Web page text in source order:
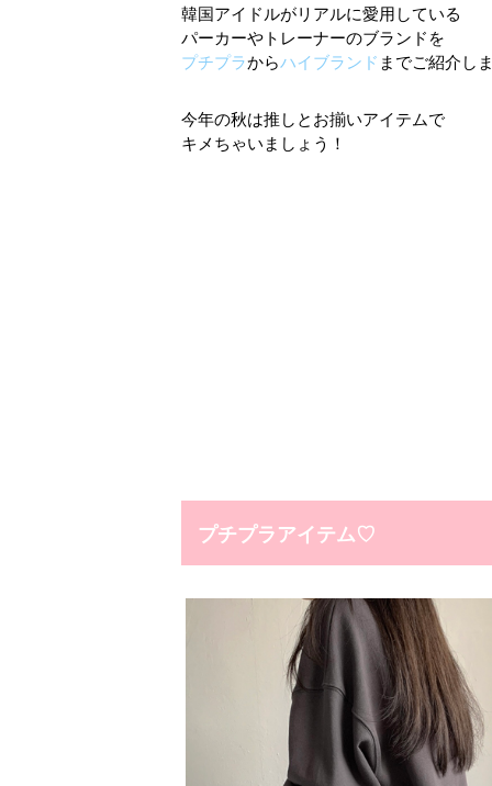
韓国アイドルがリアルに愛用している
パーカーやトレーナーのブランドを
プチプラからハイブランドまでご紹介し
今年の秋は推しとお揃いアイテムで
キメちゃいましょう！
プチプラアイテム♡